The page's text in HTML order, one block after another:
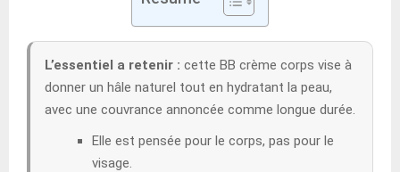
L’essentiel a retenir : cette BB crème corps vise à
donner un hâle naturel tout en hydratant la peau,
avec une couvrance annoncée comme longue durée.
Elle est pensée pour le corps, pas pour le
visage.